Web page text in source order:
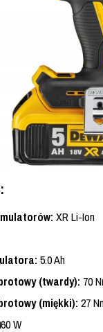
XR Li-Ion
5.0 Ah
(twardy): 70
(miękki): 27
W